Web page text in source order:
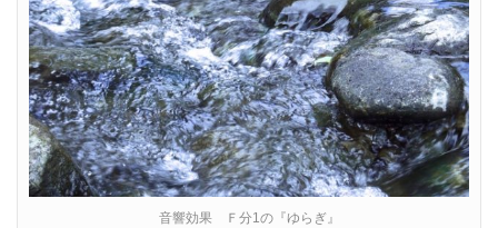
音響効果 Ｆ分1の『ゆらぎ』